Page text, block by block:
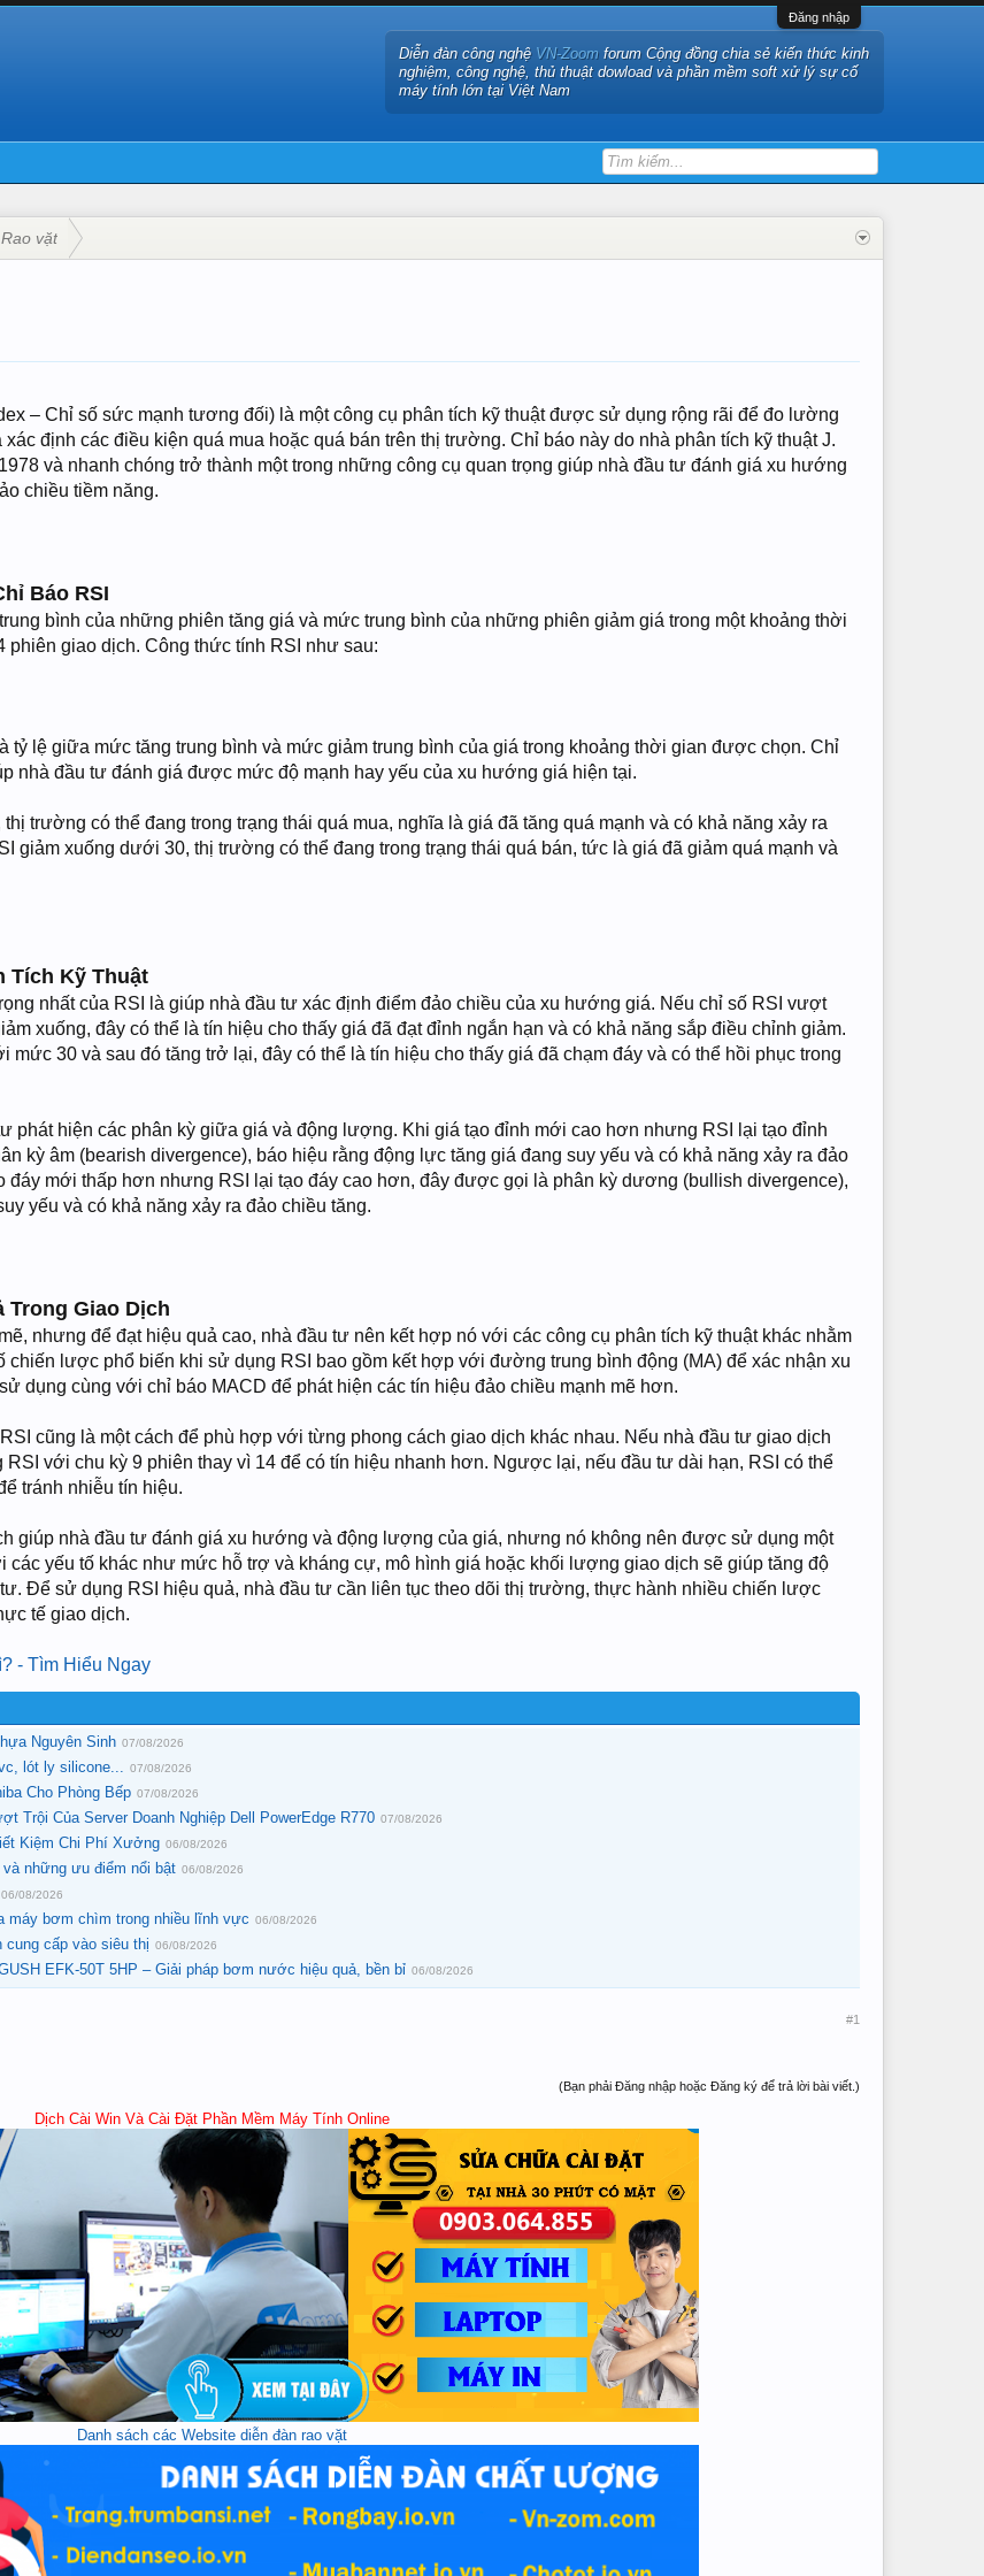
Đăng nhập
Diễn đàn công nghệ VN-Zoom forum Cộng đồng chia sẻ kiến thức kinh
nghiệm, công nghệ, thủ thuật dowload và phần mềm soft xử lý sự cố
máy tính lớn tại Việt Nam
Rao vặt
– Chỉ số sức mạnh tương đối) là một công cụ phân tích kỹ thuật được sử dụng rộng rãi để đo lường
định các điều kiện quá mua hoặc quá bán trên thị trường. Chỉ báo này do nhà phân tích kỹ thuật J.
và nhanh chóng trở thành một trong những công cụ quan trọng giúp nhà đầu tư đánh giá xu hướng
chiều tiềm năng.
Báo RSI
bình của những phiên tăng giá và mức trung bình của những phiên giảm giá trong một khoảng thời
phiên giao dịch. Công thức tính RSI như sau:
tỷ lệ giữa mức tăng trung bình và mức giảm trung bình của giá trong khoảng thời gian được chọn. Chỉ
nhà đầu tư đánh giá được mức độ mạnh hay yếu của xu hướng giá hiện tại.
trường có thể đang trong trạng thái quá mua, nghĩa là giá đã tăng quá mạnh và có khả năng xảy ra
giảm xuống dưới 30, thị trường có thể đang trong trạng thái quá bán, tức là giá đã giảm quá mạnh và
Tích Kỹ Thuật
nhất của RSI là giúp nhà đầu tư xác định điểm đảo chiều của xu hướng giá. Nếu chỉ số RSI vượt
xuống, đây có thể là tín hiệu cho thấy giá đã đạt đỉnh ngắn hạn và có khả năng sắp điều chỉnh giảm.
30 và sau đó tăng trở lại, đây có thể là tín hiệu cho thấy giá đã chạm đáy và có thể hồi phục trong
phát hiện các phân kỳ giữa giá và động lượng. Khi giá tạo đỉnh mới cao hơn nhưng RSI lại tạo đỉnh
kỳ âm (bearish divergence), báo hiệu rằng động lực tăng giá đang suy yếu và có khả năng xảy ra đảo
đáy mới thấp hơn nhưng RSI lại tạo đáy cao hơn, đây được gọi là phân kỳ dương (bullish divergence),
yếu và có khả năng xảy ra đảo chiều tăng.
Trong Giao Dịch
nhưng để đạt hiệu quả cao, nhà đầu tư nên kết hợp nó với các công cụ phân tích kỹ thuật khác nhằm
chiến lược phổ biến khi sử dụng RSI bao gồm kết hợp với đường trung bình động (MA) để xác nhận xu
dụng cùng với chỉ báo MACD để phát hiện các tín hiệu đảo chiều mạnh mẽ hơn.
cũng là một cách để phù hợp với từng phong cách giao dịch khác nhau. Nếu nhà đầu tư giao dịch
RSI với chu kỳ 9 phiên thay vì 14 để có tín hiệu nhanh hơn. Ngược lại, nếu đầu tư dài hạn, RSI có thể
tránh nhiễu tín hiệu.
giúp nhà đầu tư đánh giá xu hướng và động lượng của giá, nhưng nó không nên được sử dụng một
các yếu tố khác như mức hỗ trợ và kháng cự, mô hình giá hoặc khối lượng giao dịch sẽ giúp tăng độ
Để sử dụng RSI hiệu quả, nhà đầu tư cần liên tục theo dõi thị trường, thực hành nhiều chiến lược
tế giao dịch.
- Tìm Hiểu Ngay
Nguyên Sinh 07/08/2026
lót ly silicone... 07/08/2026
Cho Phòng Bếp 07/08/2026
Trội Của Server Doanh Nghiệp Dell PowerEdge R770 07/08/2026
Kiệm Chi Phí Xưởng 06/08/2026
những ưu điểm nổi bật 06/08/2026
06/08/2026
máy bơm chìm trong nhiều lĩnh vực 06/08/2026
cung cấp vào siêu thị 06/08/2026
EFK-50T 5HP – Giải pháp bơm nước hiệu quả, bền bỉ 06/08/2026
#1
(Bạn phải Đăng nhập hoặc Đăng ký để trả lời bài viết.)
Dịch Cài Win Và Cài Đặt Phần Mềm Máy Tính Online
Danh sách các Website diễn đàn rao vặt